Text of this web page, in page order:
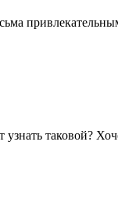
таковой?